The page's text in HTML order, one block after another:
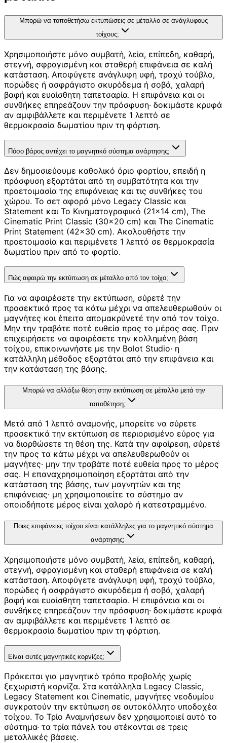
Μπορώ να τοποθετήσω εκτυπώσεις σε μέταλλο σε ανάγλυφους
τοίχους;
Χρησιμοποιήστε μόνο συμβατή, λεία, επίπεδη, καθαρή,
στεγνή, σφραγισμένη και σταθερή επιφάνεια σε καλή
κατάσταση. Αποφύγετε ανάγλυφη υφή, τραχύ τούβλο,
πορώδες ή ασφράγιστο σκυρόδεμα ή σοβά, χαλαρή
βαφή και ευαίσθητη ταπετσαρία. Η επιφάνεια και οι
συνθήκες επηρεάζουν την πρόσφυση· δοκιμάστε κρυφά
αν αμφιβάλλετε και περιμένετε 1 λεπτό σε
θερμοκρασία δωματίου πριν τη φόρτιση.
Πόσο βάρος αντέχει το μαγνητικό σύστημα ανάρτησης;
Δεν δημοσιεύουμε καθολικό όριο φορτίου, επειδή η
πρόσφυση εξαρτάται από τη συμβατότητα και την
προετοιμασία της επιφάνειας και τις συνθήκες του
χώρου. Το σετ αφορά μόνο Legacy Classic και
Statement και Το Κινηματογραφικό (21×14 cm), The
Cinematic Print Classic (30×20 cm) και The Cinematic
Print Statement (42×30 cm). Ακολουθήστε την
προετοιμασία και περιμένετε 1 λεπτό σε θερμοκρασία
δωματίου πριν από το φορτίο.
Πώς αφαιρώ την εκτύπωση σε μέταλλο από τον τοίχο;
Για να αφαιρέσετε την εκτύπωση, σύρετέ την
προσεκτικά προς τα κάτω μέχρι να απελευθερωθούν οι
μαγνήτες και έπειτα απομακρύνετέ την από τον τοίχο.
Μην την τραβάτε ποτέ ευθεία προς το μέρος σας. Πριν
επιχειρήσετε να αφαιρέσετε την κολλημένη βάση
τοίχου, επικοινωνήστε με την Bolot Studio· η
κατάλληλη μέθοδος εξαρτάται από την επιφάνεια και
την κατάσταση της βάσης.
Μπορώ να αλλάξω θέση στην εκτύπωση σε μέταλλο μετά την
τοποθέτηση;
Μετά από 1 λεπτό αναμονής, μπορείτε να σύρετε
προσεκτικά την εκτύπωση σε περιορισμένο εύρος για
να διορθώσετε τη θέση της. Κατά την αφαίρεση, σύρετέ
την προς τα κάτω μέχρι να απελευθερωθούν οι
μαγνήτες· μην την τραβάτε ποτέ ευθεία προς το μέρος
σας. Η επαναχρησιμοποίηση εξαρτάται από την
κατάσταση της βάσης, των μαγνητών και της
επιφάνειας· μη χρησιμοποιείτε το σύστημα αν
οποιοδήποτε μέρος είναι χαλαρό ή κατεστραμμένο.
Ποιες επιφάνειες τοίχου είναι κατάλληλες για το μαγνητικό σύστημα
ανάρτησης;
Χρησιμοποιήστε μόνο συμβατή, λεία, επίπεδη, καθαρή,
στεγνή, σφραγισμένη και σταθερή επιφάνεια σε καλή
κατάσταση. Αποφύγετε ανάγλυφη υφή, τραχύ τούβλο,
πορώδες ή ασφράγιστο σκυρόδεμα ή σοβά, χαλαρή
βαφή και ευαίσθητη ταπετσαρία. Η επιφάνεια και οι
συνθήκες επηρεάζουν την πρόσφυση· δοκιμάστε κρυφά
αν αμφιβάλλετε και περιμένετε 1 λεπτό σε
θερμοκρασία δωματίου πριν τη φόρτιση.
Είναι αυτές μαγνητικές κορνίζες;
Πρόκειται για μαγνητικό τρόπο προβολής χωρίς
ξεχωριστή κορνίζα. Στα κατάλληλα Legacy Classic,
Legacy Statement και Cinematic, μαγνήτες νεοδυμίου
συγκρατούν την εκτύπωση σε αυτοκόλλητο υποδοχέα
τοίχου. Το Τρίο Αναμνήσεων δεν χρησιμοποιεί αυτό το
σύστημα· τα τρία πάνελ του στέκονται σε τρεις
μεταλλικές βάσεις.